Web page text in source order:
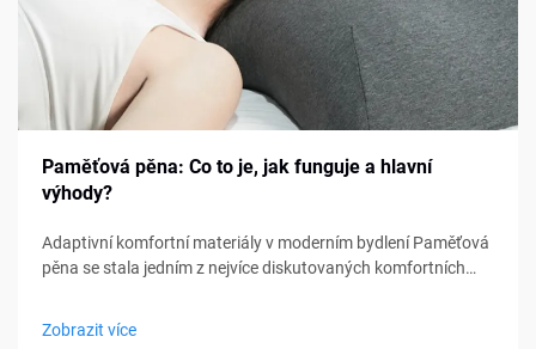
Paměťová pěna: Co to je, jak funguje a hlavní
výhody?
Adaptivní komfortní materiály v moderním bydlení Paměťová
pěna se stala jedním z nejvíce diskutovaných komfortních
Zobrazit více